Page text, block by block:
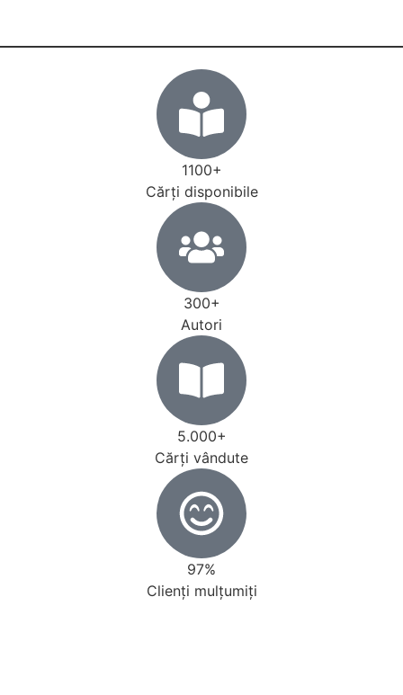
1100+
Cărţi disponibile
300+
Autori
5.000+
Cărţi vândute
97%
Clienţi mulţumiţi